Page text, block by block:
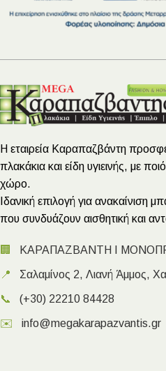
Η εταιρεία Καραπαζβάντη
πλακάκια και είδη υγιεινής, με
χώρο.
Ιδανική επιλογή για ανακαίνιση
που συνδυάζουν αισθητική και
🏢 ΚΑΡΑΠΑΖΒΑΝΤΗ Ι
📍 Σαλαμίνος 2, Λιανή Άμμος,
📞 (+30) 22210 84428
✉️ info@megakarapazvantis.gr